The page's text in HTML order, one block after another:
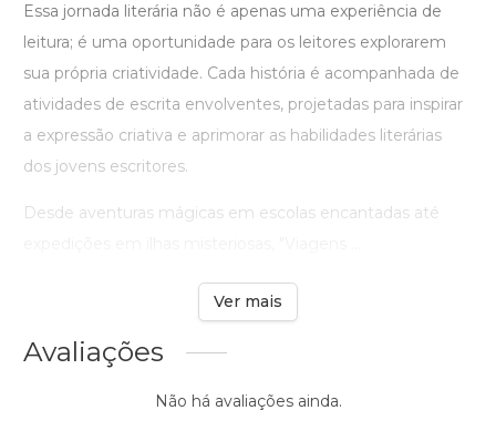
Essa jornada literária não é apenas uma experiência de
leitura; é uma oportunidade para os leitores explorarem
sua própria criatividade. Cada história é acompanhada de
atividades de escrita envolventes, projetadas para inspirar
a expressão criativa e aprimorar as habilidades literárias
dos jovens escritores.
Desde aventuras mágicas em escolas encantadas até
Ver mais
Avaliações
Não há avaliações ainda.